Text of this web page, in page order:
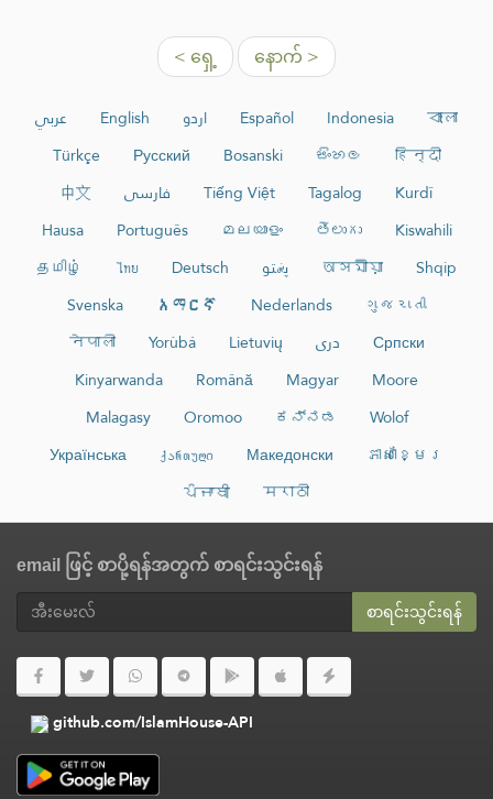
< ရှေ့ နောက် >
عربي English اردو Español Indonesia
বাংলা
Türkçe
Русский Bosanski සිංහල
हिन्दी
中文
فارسی Tiếng Việt Tagalog
Kurdî
Hausa
Português മലയാളം తెలుగు
Kiswahili
தமிழ்
ไทย Deutsch پښتو অসমীয়া
Shqip
Svenska
አማርኛ Nederlands
ગુજરાતી
नेपाली
Yorùbá Lietuvių دری
Српски
Kinyarwanda
Română Magyar
Moore
Malagasy
Oromoo ಕನ್ನಡ
Wolof
Українська
ქართული Македонски
ភាសាខ្មែរ
ਪੰਜਾਬੀ
मराठी
email ဖြင့် စာပို့ရန်အတွက် စာရင်းသွင်းရန်
စာရင်းသွင်းရန်
github.com/IslamHouse-API